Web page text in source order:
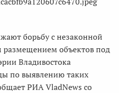
борьбу с незаконной
размещением объектов под
Владивостока
по выявлению таких
РИА VladNews со